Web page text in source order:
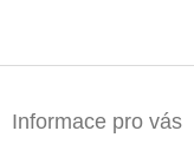
Informace pro vás